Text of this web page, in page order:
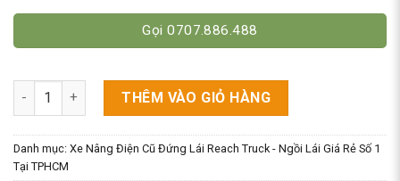
Gọi 0707.886.488
Xe Nâng Điện 900kg Hiệu Komatsu Nhỏ Gọn số lượng
THÊM VÀO GIỎ HÀNG
Danh mục: Xe Nâng Điện Cũ Đứng Lái Reach Truck - Ngồi Lái Giá Rẻ Số 1
Tại TPHCM